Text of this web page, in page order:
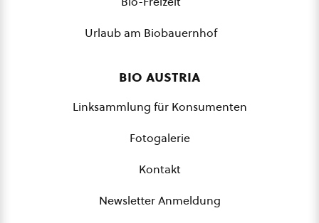
Urlaub am Biobauernhof
bio austria
Linksammlung für Konsumenten
Fotogalerie
Kontakt
Newsletter Anmeldung